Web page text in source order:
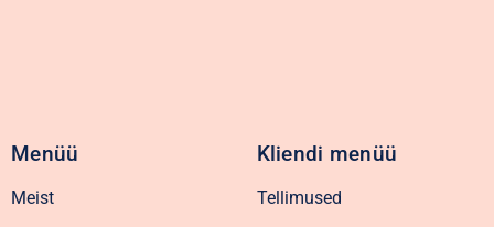
Menüü
Meist
Kliendi menüü
Tellimused